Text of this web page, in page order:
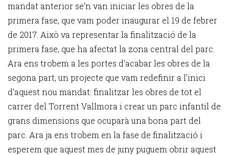
mandat anterior se'n van iniciar les obres de la
primera fase, que vam poder inaugurar el 19 de febrer
de 2017. Això va representar la finalització de la
primera fase, que ha afectat la zona central del parc.
Ara ens trobem a les portes d'acabar les obres de la
segona part, un projecte que vam redefinir a l'inici
d'aquest nou mandat: finalitzar les obres de tot el
carrer del Torrent Vallmora i crear un parc infantil de
grans dimensions que ocuparà una bona part del
parc. Ara ja ens trobem en la fase de finalització i
esperem que aquest mes de juny puguem obrir aquest